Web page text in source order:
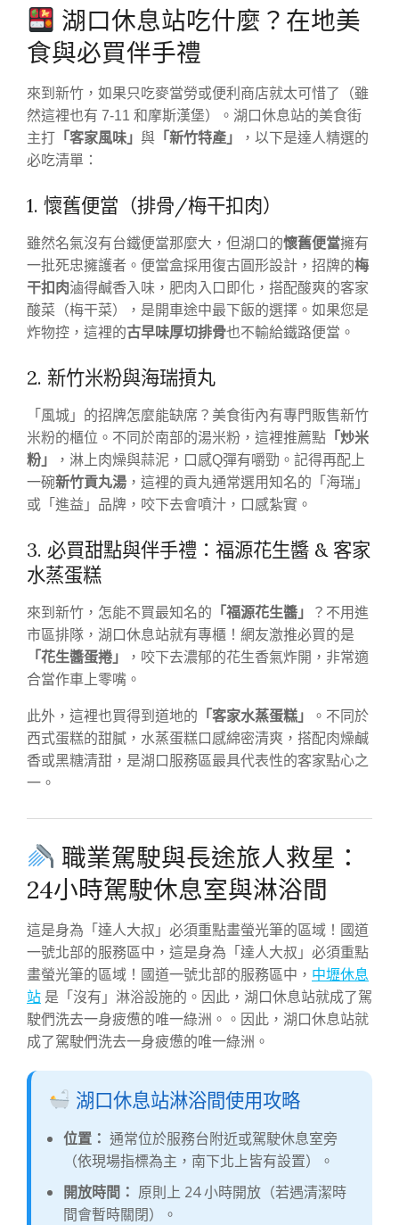
湖口休息站吃什麼？在地美
食與必買伴手禮
來到新竹，如果只吃麥當勞或便利商店就太可惜了（雖
然這裡也有 7-11 和摩斯漢堡）。湖口休息站的美食街
主打 「客家風味」 與 「新竹特產」
，以下是達人精選的
必吃清單：
1. 懷舊便當（排骨/梅干扣肉）
雖然名氣沒有台鐵便當那麼大，但湖口的懷舊便當擁有
一批死忠擁護者。便當盒採用復古圓形設計，招牌的梅
干扣肉滷得鹹香入味，肥肉入口即化，搭配酸爽的客家
酸菜（梅干菜），是開車途中最下飯的選擇。如果您是
炸物控，這裡的古早味厚切排骨也不輸給鐵路便當。
2. 新竹米粉與海瑞摃丸
「風城」的招牌怎麼能缺席？美食街內有專門販售新竹
米粉的櫃位。不同於南部的湯米粉，這裡推薦點 「炒米
粉」
，淋上肉燥與蒜泥，口感Q彈有嚼勁。記得再配上
一碗新竹貢丸湯 ，這裡的貢丸通常選用知名的「海瑞」
或「進益」品牌，咬下去會噴汁，口感紮實。
3. 必買甜點與伴手禮：福源花生醬 & 客家
水蒸蛋糕
來到新竹，怎能不買最知名的 「福源花生醬」
？不用進
市區排隊，湖口休息站就有專櫃！網友激推必買的是
「花生醬蛋捲」
，咬下去濃郁的花生香氣炸開，非常適
合當作車上零嘴。
此外，這裡也買得到道地的 「客家水蒸蛋糕」
。不同於
西式蛋糕的甜膩，水蒸蛋糕口感綿密清爽，搭配肉燥鹹
香或黑糖清甜，是湖口服務區最具代表性的客家點心之
一。
職業駕駛與長途旅人救星：
24小時駕駛休息室與淋浴間
這是身為「達人大叔」必須重點畫螢光筆的區域！國道
一號北部的服務區中，這是身為「達人大叔」必須重點
畫螢光筆的區域！國道一號北部的服務區中， 中壢休息
站 是「沒有」淋浴設施的。因此，湖口休息站就成了駕
駛們洗去一身疲憊的唯一綠洲。。因此，湖口休息站就
成了駕駛們洗去一身疲憊的唯一綠洲。
湖口休息站淋浴間使用攻略
位置： 通常位於服務台附近或駕駛休息室旁
（依現場指標為主，南下北上皆有設置）。
開放時間： 原則上 24 小時開放（若遇清潔時
間會暫時關閉）。